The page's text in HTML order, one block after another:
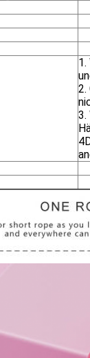
2.
3.